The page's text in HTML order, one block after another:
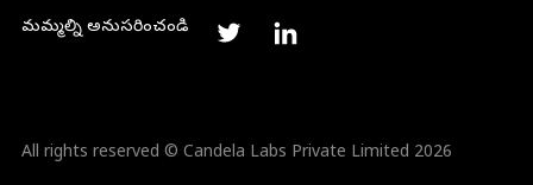
మమ్మల్ని అనుసరించండి
All rights reserved © Candela Labs Private Limited 2026